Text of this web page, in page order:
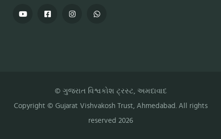
© ગુજરાત વિશ્વકોશ ટ્રસ્ટ, અમદાવાદ
Copyright © Gujarat Vishvakosh Trust, Ahmedabad. All rights
reserved 2026